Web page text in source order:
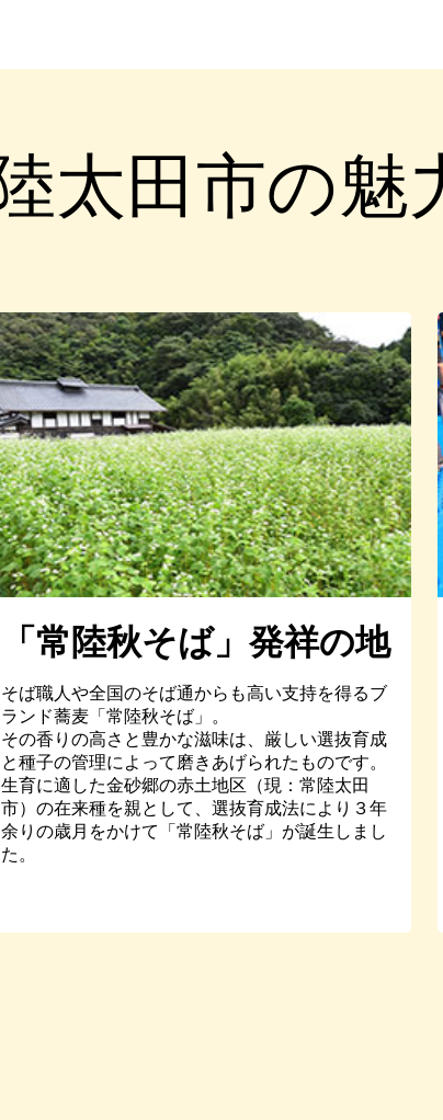
太田市の魅
「常陸秋そば」発祥の地
そば職人や全国のそば通からも高い支持を得るブ
ランド蕎麦「常陸秋そば」。
その香りの高さと豊かな滋味は、厳しい選抜育成
と種子の管理によって磨きあげられたものです。
生育に適した金砂郷の赤土地区（現：常陸太田
市）の在来種を親として、選抜育成法により３年
余りの歳月をかけて「常陸秋そば」が誕生しまし
た。